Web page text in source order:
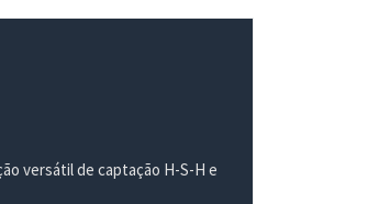
versátil de captação H-S-H e